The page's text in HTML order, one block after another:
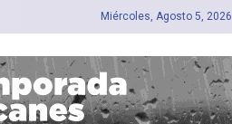
Miércoles, Agosto 5, 2026